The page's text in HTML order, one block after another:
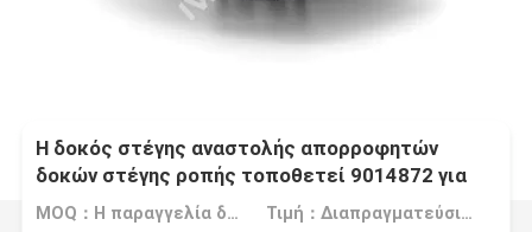
Η δοκός στέγης αναστολής απορροφητών
δοκών στέγης ροπής τοποθετεί 9014872 για
Buick Chevrolet
MOQ：Η παραγγελία δείγματος ή δοκιμής γίνεται δεκτή Τιμή：Διαπραγματεύσιμος